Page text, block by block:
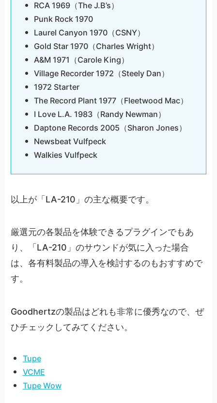
RCA 1969（The J.B’s）
Punk Rock 1970
Laurel Canyon 1970（CSNY）
Gold Star 1970（Charles Wright）
A&M 1971（Carole King）
Village Recorder 1972（Steely Dan）
1972 Starter
The Record Plant 1977（Fleetwood Mac）
I Love L.A. 1983（Randy Newman）
Daptone Records 2005（Sharon Jones）
Newsbeat Vulfpeck
Walkies Vulfpeck
以上が「LA-210」の主な概要です。
厳選元の各製品を体験できるプラグインでもあ
り、「LA-210」のサウンドが気に入った場合
は、各有料製品の導入を検討するのもおすすめで
す。
Goodhertzの製品はどれも非常に優秀なので、ぜ
ひチェックしてみてください。
Tupe
VCME
Tupe Wow